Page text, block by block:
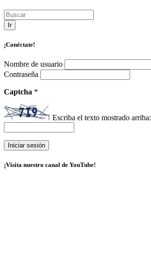
Ir
¡Conéctate!
Nombre de usuario
Contraseña
Captcha *
Escriba el texto mostrado arriba:
¡Visita nuestro canal de YouTube!